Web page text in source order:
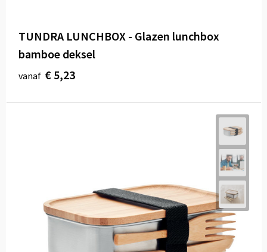
TUNDRA LUNCHBOX - Glazen lunchbox
bamboe deksel
vanaf € 5,23